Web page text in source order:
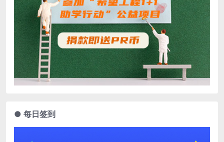
● 每日签到